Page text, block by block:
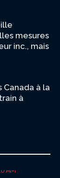
mesures
inc., mais
à la
à